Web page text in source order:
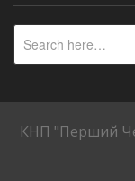
КНП "Перший